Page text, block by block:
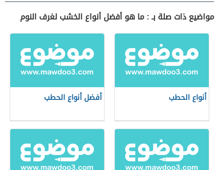
مواضيع ذات صلة بـ : ما هو أفضل أنواع الخشب لغرف النوم
أنواع الحطب أفضل أنواع الحطب